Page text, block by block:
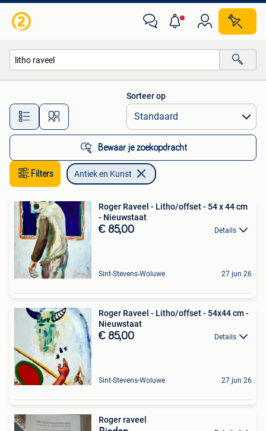
Alle afstanden…
Sorteer op
Bewaar je zoekopdracht
Filters Antiek en Kunst
Roger Raveel - Litho/offset - 54 x 44 cm
- Nieuwstaat
€ 85,00 Details
Sint-Stevens-Woluwe 27 jun 26
Roger Raveel - Litho/offset - 54x44 cm -
Nieuwstaat
€ 85,00 Details
Sint-Stevens-Woluwe 27 jun 26
Roger raveel